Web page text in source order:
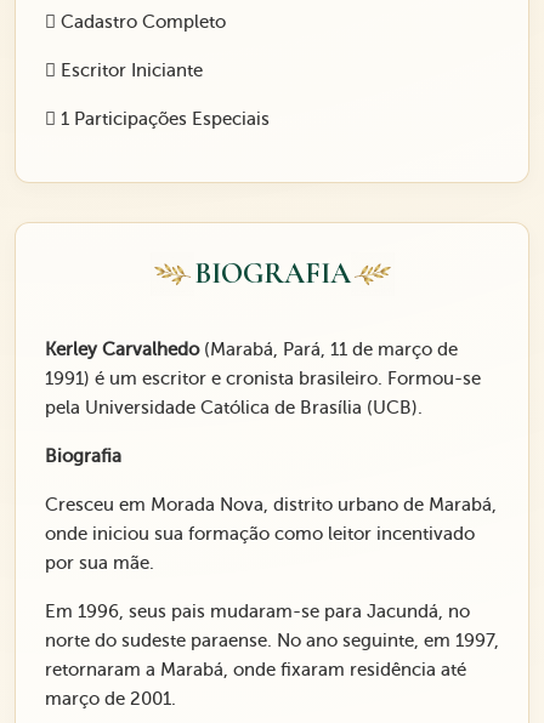
Cadastro Completo
Escritor Iniciante
1 Participações Especiais
BIOGRAFIA
Kerley Carvalhedo(Marabá, Pará, 11 de março de
1991) é um escritor e cronista brasileiro. Formou-se
pela Universidade Católica de Brasília (UCB).
Biografia
Cresceu em Morada Nova, distrito urbano de Marabá,
onde iniciou sua formação como leitor incentivado
por sua mãe.
Em 1996, seus pais mudaram-se para Jacundá, no
norte do sudeste paraense. No ano seguinte, em 1997,
retornaram a Marabá, onde fixaram residência até
março de 2001.